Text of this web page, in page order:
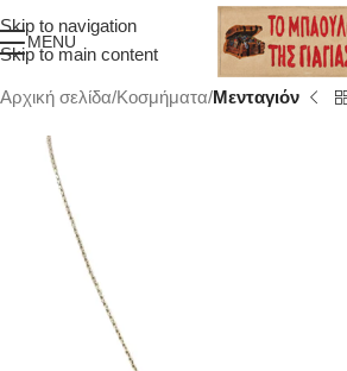
Skip to navigation
Skip to main content
MENU
Αρχική σελίδα Κοσμήματα Μενταγιόν